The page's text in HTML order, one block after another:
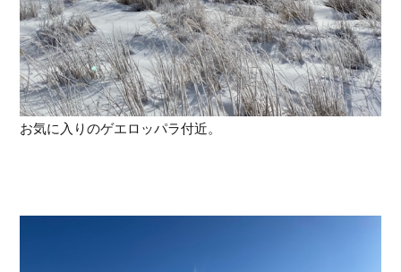
お気に入りのゲエロッパラ付近。